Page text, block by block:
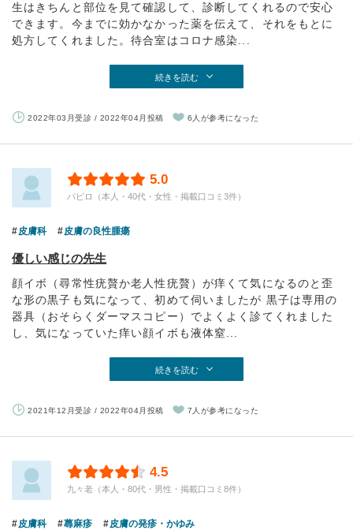
生はきちんと部位を見て確認して、診断してくれるので安心
できます。今までに効かなかった薬を伝えて、それをもとに
処方してくれました。待合室はコロナ感染...
続きを読む
2022年03月受診 / 2022年04月投稿 6人が参考になった
5.0
パピロ（本人・40代・女性・掲載口コミ3件）
皮膚科 皮膚の良性腫瘍
優しい感じの先生
顔イボ（尋常性疣贅か老人性疣贅）が痒くて気になるのと歪
な形の黒子も気になって、初めて伺いましたが 黒子は専用の
器具（おそらくダーマスコピー）でよくよく診てくれました
し、気になっていた痒い顔イボも液体窒...
続きを読む
2021年12月受診 / 2022年04月投稿 7人が参考になった
4.5
九々老（本人・80代・男性・掲載口コミ8件）
皮膚科 蕁麻疹 皮膚の発疹・かゆみ